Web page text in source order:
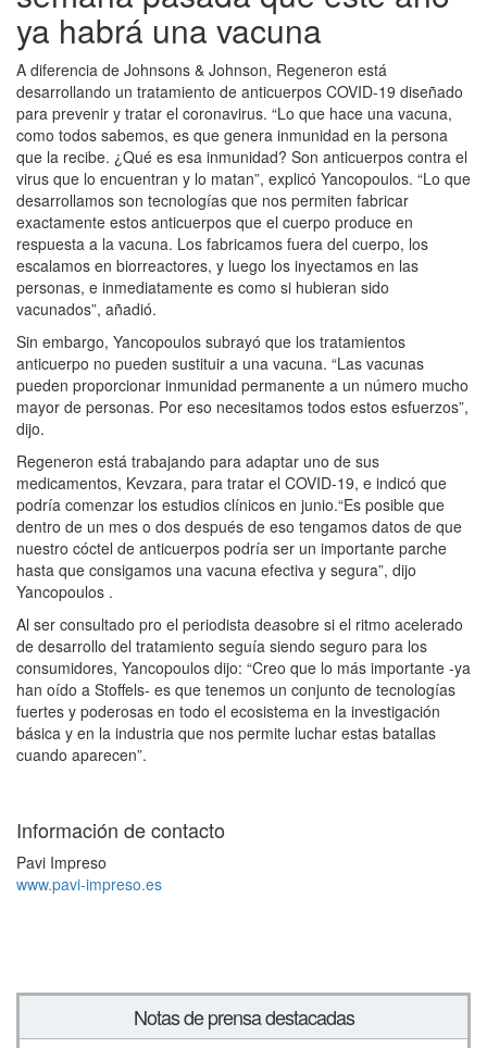
ya habrá una vacuna
A diferencia de Johnsons & Johnson, Regeneron está
desarrollando un tratamiento de anticuerpos COVID-19 diseñado
para prevenir y tratar el coronavirus. “Lo que hace una vacuna,
como todos sabemos, es que genera inmunidad en la persona
que la recibe. ¿Qué es esa inmunidad? Son anticuerpos contra el
virus que lo encuentran y lo matan”, explicó Yancopoulos. “Lo que
desarrollamos son tecnologías que nos permiten fabricar
exactamente estos anticuerpos que el cuerpo produce en
respuesta a la vacuna. Los fabricamos fuera del cuerpo, los
escalamos en biorreactores, y luego los inyectamos en las
personas, e inmediatamente es como si hubieran sido
vacunados”, añadió.
Sin embargo, Yancopoulos subrayó que los tratamientos
anticuerpo no pueden sustituir a una vacuna. “Las vacunas
pueden proporcionar inmunidad permanente a un número mucho
mayor de personas. Por eso necesitamos todos estos esfuerzos”,
dijo.
Regeneron está trabajando para adaptar uno de sus
medicamentos, Kevzara, para tratar el COVID-19, e indicó que
podría comenzar los estudios clínicos en junio.“Es posible que
dentro de un mes o dos después de eso tengamos datos de que
nuestro cóctel de anticuerpos podría ser un importante parche
hasta que consigamos una vacuna efectiva y segura”, dijo
Yancopoulos .
Al ser consultado pro el periodista deasobre si el ritmo acelerado
de desarrollo del tratamiento seguía siendo seguro para los
consumidores, Yancopoulos dijo: “Creo que lo más importante -ya
han oído a Stoffels- es que tenemos un conjunto de tecnologías
fuertes y poderosas en todo el ecosistema en la investigación
básica y en la industria que nos permite luchar estas batallas
cuando aparecen”.
Información de contacto
Pavi Impreso
www.pavi-impreso.es
Notas de prensa destacadas